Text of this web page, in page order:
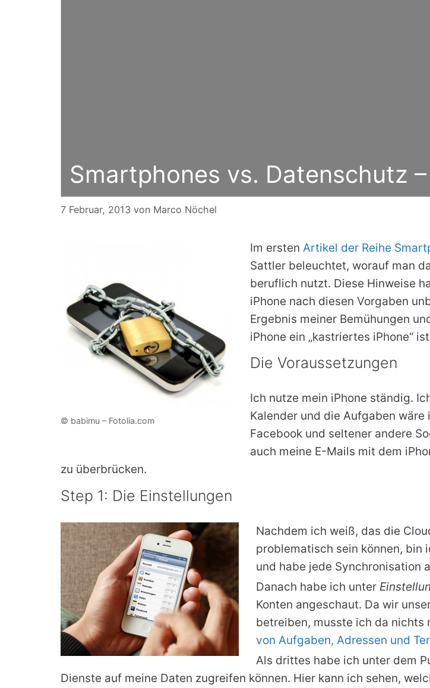
Smartphones vs. Datenschutz –
7 Februar, 2013 von Marco Nöchel
© babimu – Fotolia.com
Im ersten Artikel der Reihe
Sattler beleuchtet, worauf man
beruflich nutzt. Diese Hinweise
iPhone nach diesen Vorgaben
Ergebnis meiner Bemühungen
iPhone ein „kastriertes iPhone“
Die Voraussetzungen
Ich nutze mein iPhone ständig.
Kalender und die Aufgaben
Facebook und seltener andere
auch meine E-Mails mit dem
zu überbrücken.
Step 1: Die Einstellungen
Nachdem ich weiß, das die
problematisch sein können, bin
und habe jede Synchronisation
Danach habe ich unter
Konten angeschaut. Da wir
betreiben, musste ich da nichts
von Aufgaben, Adressen und
Als drittes habe ich unter dem
Dienste auf meine Daten zugreifen können. Hier kann ich sehen,